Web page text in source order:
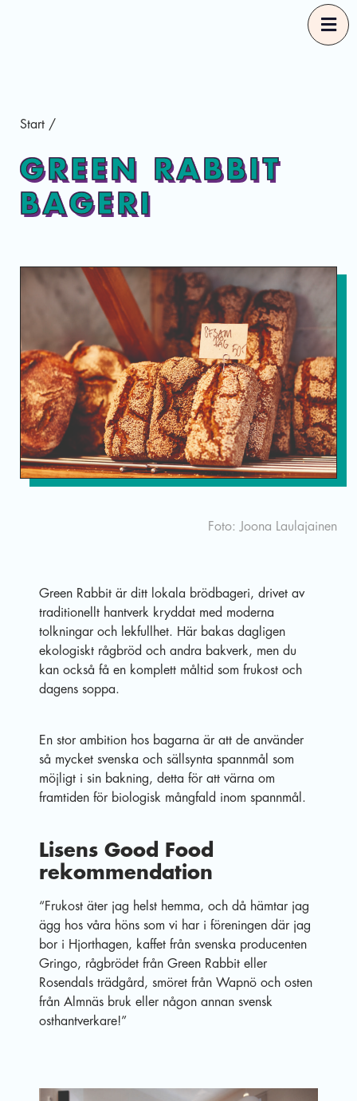
Rekommendationer
Mer om Good Food
Sv
Eng
Start /
GREEN RABBIT
BAGERI
Foto: Joona Laulajainen
Green Rabbit är ditt lokala brödbageri, drivet av
traditionellt hantverk kryddat med moderna
tolkningar och lekfullhet. Här bakas dagligen
ekologiskt rågbröd och andra bakverk, men du
kan också få en komplett måltid som frukost och
dagens soppa.
En stor ambition hos bagarna är att de använder
så mycket svenska och sällsynta spannmål som
möjligt i sin bakning, detta för att värna om
framtiden för biologisk mångfald inom spannmål.
Lisens Good Food
rekommendation
“Frukost äter jag helst hemma, och då hämtar jag
ägg hos våra höns som vi har i föreningen där jag
bor i Hjorthagen, kaffet från svenska producenten
Gringo, rågbrödet från Green Rabbit eller
Rosendals trädgård, smöret från Wapnö och osten
från Almnäs bruk eller någon annan svensk
osthantverkare!”